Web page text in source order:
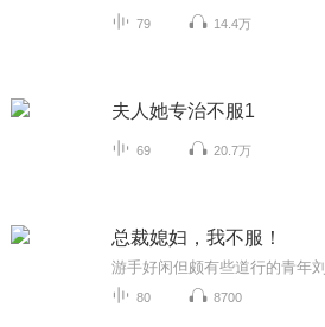
79 14.4万
夫人她专治不服1
69 20.7万
总裁媳妇，我不服！
80 8700